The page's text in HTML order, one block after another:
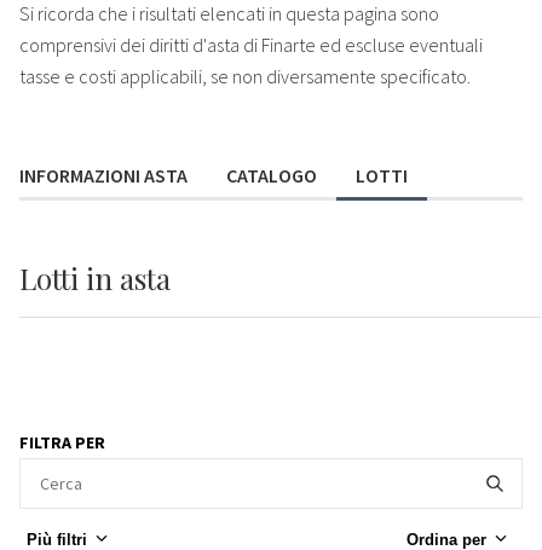
Si ricorda che i risultati elencati in questa pagina sono
comprensivi dei diritti d'asta di Finarte ed escluse eventuali
tasse e costi applicabili, se non diversamente specificato.
INFORMAZIONI ASTA CATALOGO LOTTI
Lotti in asta
FILTRA PER
Più filtri Ordina per